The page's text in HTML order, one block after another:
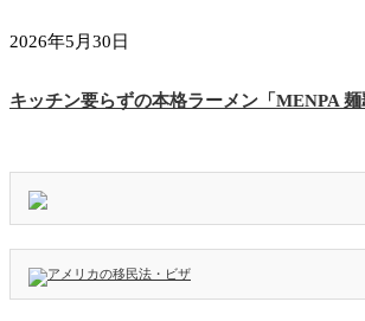
2026年5月30日
キッチン要らずの本格ラーメン「MENPA